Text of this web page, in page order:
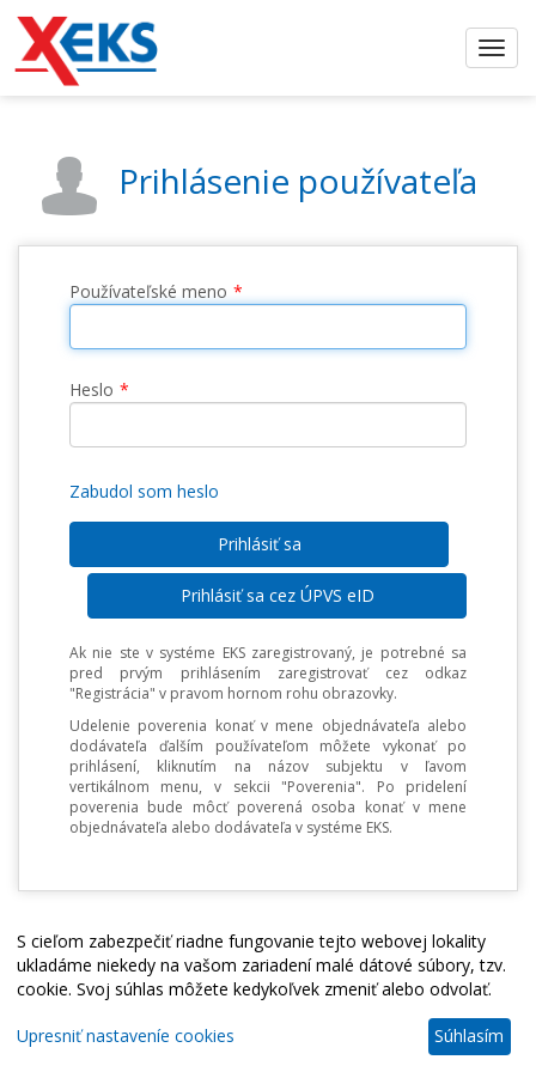
Prihlásenie používateľa
Používateľské meno
Heslo
Zabudol som heslo
Prihlásiť sa cez ÚPVS eID
Ak nie ste v systéme EKS zaregistrovaný, je potrebné sa
pred prvým prihlásením zaregistrovať cez odkaz
"Registrácia" v pravom hornom rohu obrazovky.
Udelenie poverenia konať v mene objednávateľa alebo
dodávateľa ďalším používateľom môžete vykonať po
prihlásení, kliknutím na názov subjektu v ľavom
vertikálnom menu, v sekcii "Poverenia". Po pridelení
poverenia bude môcť poverená osoba konať v mene
objednávateľa alebo dodávateľa v systéme EKS.
S cieľom zabezpečiť riadne fungovanie tejto webovej lokality
ukladáme niekedy na vašom zariadení malé dátové súbory, tzv.
cookie. Svoj súhlas môžete kedykoľvek zmeniť alebo odvolať.
Upresniť nastaveníe cookies Súhlasím